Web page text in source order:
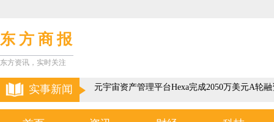
以色列3D元宇宙资产管理平台Hexa完成2050万美元A轮融
东 方 商 报
实事新闻
东方资讯，实时关注